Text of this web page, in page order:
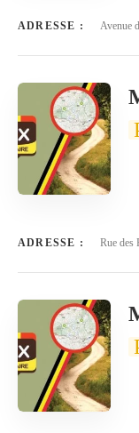
ADRESSE : Avenue
ADRESSE : Rue des